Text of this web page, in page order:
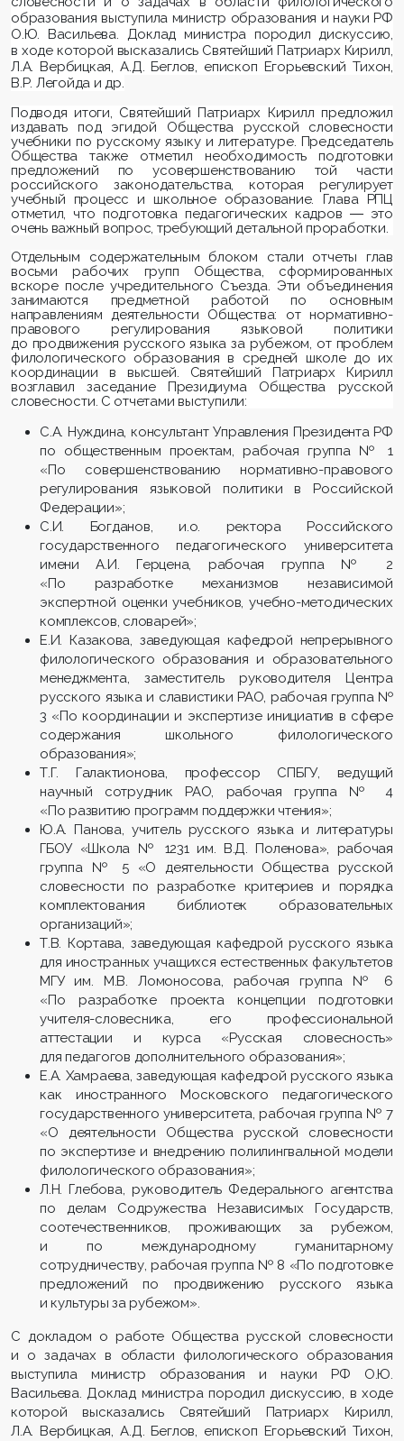
образования выступила министр образования и науки РФ
О.Ю. Васильева. Доклад министра породил дискуссию,
в ходе которой высказались Святейший Патриарх Кирилл,
Л.А. Вербицкая, А.Д. Беглов, епископ Егорьевский Тихон,
В.Р. Легойда и др.
Подводя итоги, Святейший Патриарх Кирилл предложил
издавать под эгидой Общества русской словесности
учебники по русскому языку и литературе. Председатель
Общества также отметил необходимость подготовки
предложений по усовершенствованию той части
российского законодательства, которая регулирует
учебный процесс и школьное образование. Глава РПЦ
отметил, что подготовка педагогических кадров ― это
очень важный вопрос, требующий детальной проработки.
Отдельным содержательным блоком стали отчеты глав
восьми рабочих групп Общества, сформированных
вскоре после учредительного Съезда. Эти объединения
занимаются предметной работой по основным
направлениям деятельности Общества: от нормативно-
правового регулирования языковой политики
до продвижения русского языка за рубежом, от проблем
филологического образования в средней школе до их
координации в высшей. Святейший Патриарх Кирилл
возглавил заседание Президиума Общества русской
словесности. С отчетами выступили:
С.А. Нуждина, консультант Управления Президента РФ
по общественным проектам, рабочая группа № 1
«По совершенствованию нормативно-правового
регулирования языковой политики в Российской
Федерации»;
С.И. Богданов, и.о. ректора Российского
государственного педагогического университета
имени А.И. Герцена, рабочая группа № 2
«По разработке механизмов независимой
экспертной оценки учебников, учебно-методических
комплексов, словарей»;
Е.И. Казакова, заведующая кафедрой непрерывного
филологического образования и образовательного
менеджмента, заместитель руководителя Центра
русского языка и славистики РАО, рабочая группа №
3 «По координации и экспертизе инициатив в сфере
содержания школьного филологического
образования»;
Т.Г. Галактионова, профессор СПБГУ, ведущий
научный сотрудник РАО, рабочая группа № 4
«По развитию программ поддержки чтения»;
Ю.А. Панова, учитель русского языка и литературы
ГБОУ «Школа № 1231 им. В.Д. Поленова», рабочая
группа № 5 «О деятельности Общества русской
словесности по разработке критериев и порядка
комплектования библиотек образовательных
организаций»;
Т.В. Кортава, заведующая кафедрой русского языка
для иностранных учащихся естественных факультетов
МГУ им. М.В. Ломоносова, рабочая группа № 6
«По разработке проекта концепции подготовки
учителя-словесника, его профессиональной
аттестации и курса «Русская словесность»
для педагогов дополнительного образования»;
Е.А. Хамраева, заведующая кафедрой русского языка
как иностранного Московского педагогического
государственного университета, рабочая группа № 7
«О деятельности Общества русской словесности
по экспертизе и внедрению полилингвальной модели
филологического образования»;
Л.Н. Глебова, руководитель Федерального агентства
по делам Содружества Независимых Государств,
соотечественников, проживающих за рубежом,
и по международному гуманитарному
сотрудничеству, рабочая группа № 8 «По подготовке
предложений по продвижению русского языка
и культуры за рубежом».
С докладом о работе Общества русской словесности
и о задачах в области филологического образования
выступила министр образования и науки РФ О.Ю.
Васильева. Доклад министра породил дискуссию, в ходе
которой высказались Святейший Патриарх Кирилл,
Л.А. Вербицкая, А.Д. Беглов, епископ Егорьевский Тихон,